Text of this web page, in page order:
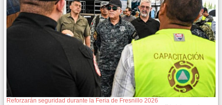
Reforzarán seguridad durante la Feria de Fresnillo 2026